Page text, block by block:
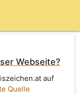
Webseite?
auf
Quelle